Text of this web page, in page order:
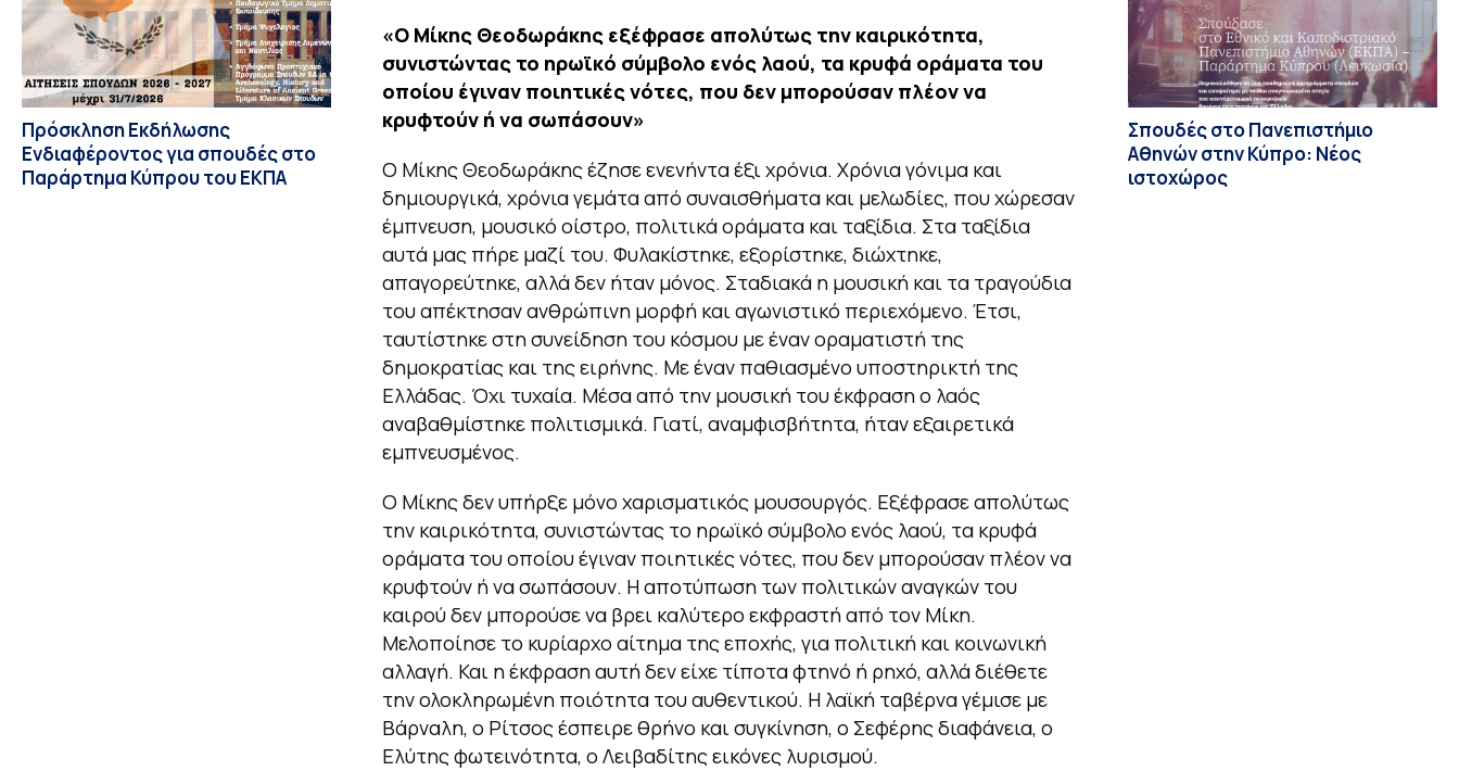
Πρόσκληση Εκδήλωσης
Ενδιαφέροντος για σπουδές στο
Παράρτημα Κύπρου του ΕΚΠΑ
«Ο Μίκης Θεοδωράκης εξέφρασε απολύτως την καιρικότητα,
συνιστώντας το ηρωϊκό σύμβολο ενός λαού, τα κρυφά οράματα του
οποίου έγιναν ποιητικές νότες, που δεν μπορούσαν πλέον να
κρυφτούν ή να σωπάσουν»
Ο Μίκης Θεοδωράκης έζησε ενενήντα έξι χρόνια. Χρόνια γόνιμα και
δημιουργικά, χρόνια γεμάτα από συναισθήματα και μελωδίες, που χώρεσαν
έμπνευση, μουσικό οίστρο, πολιτικά οράματα και ταξίδια. Στα ταξίδια
αυτά μας πήρε μαζί του. Φυλακίστηκε, εξορίστηκε, διώχτηκε,
απαγορεύτηκε, αλλά δεν ήταν μόνος. Σταδιακά η μουσική και τα τραγούδια
του απέκτησαν ανθρώπινη μορφή και αγωνιστικό περιεχόμενο. Έτσι,
ταυτίστηκε στη συνείδηση του κόσμου με έναν οραματιστή της
δημοκρατίας και της ειρήνης. Με έναν παθιασμένο υποστηρικτή της
Ελλάδας. Όχι τυχαία. Μέσα από την μουσική του έκφραση ο λαός
αναβαθμίστηκε πολιτισμικά. Γιατί, αναμφισβήτητα, ήταν εξαιρετικά
εμπνευσμένος.
Ο Μίκης δεν υπήρξε μόνο χαρισματικός μουσουργός. Εξέφρασε απολύτως
την καιρικότητα, συνιστώντας το ηρωϊκό σύμβολο ενός λαού, τα κρυφά
οράματα του οποίου έγιναν ποιητικές νότες, που δεν μπορούσαν πλέον να
κρυφτούν ή να σωπάσουν. Η αποτύπωση των πολιτικών αναγκών του
καιρού δεν μπορούσε να βρει καλύτερο εκφραστή από τον Μίκη.
Μελοποίησε το κυρίαρχο αίτημα της εποχής, για πολιτική και κοινωνική
αλλαγή. Και η έκφραση αυτή δεν είχε τίποτα φτηνό ή ρηχό, αλλά διέθετε
την ολοκληρωμένη ποιότητα του αυθεντικού. Η λαϊκή ταβέρνα γέμισε με
Βάρναλη, ο Ρίτσος έσπειρε θρήνο και συγκίνηση, ο Σεφέρης διαφάνεια, ο
Ελύτης φωτεινότητα, ο Λειβαδίτης εικόνες λυρισμού.
Σπουδές στο Πανεπιστήμιο
Αθηνών στην Κύπρο: Νέος
ιστοχώρος